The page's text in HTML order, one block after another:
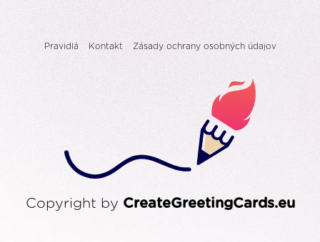
Pravidlá Kontakt Zásady ochrany osobných údajov
Copyright by CreateGreetingCards.eu